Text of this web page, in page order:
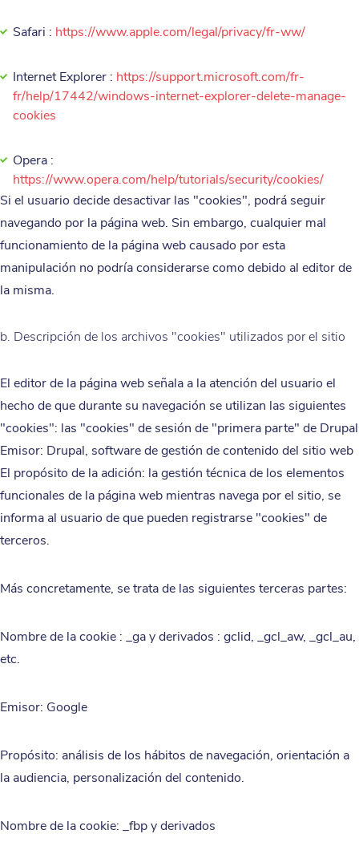
Safari : https://www.apple.com/legal/privacy/fr-ww/
Internet Explorer : https://support.microsoft.com/fr-
fr/help/17442/windows-internet-explorer-delete-manage-
cookies
Opera :
https://www.opera.com/help/tutorials/security/cookies/
Si el usuario decide desactivar las "cookies", podrá seguir
navegando por la página web. Sin embargo, cualquier mal
funcionamiento de la página web causado por esta
manipulación no podría considerarse como debido al editor de
la misma.
b. Descripción de los archivos "cookies" utilizados por el sitio
El editor de la página web señala a la atención del usuario el
hecho de que durante su navegación se utilizan las siguientes
"cookies": las "cookies" de sesión de "primera parte" de Drupal
Emisor: Drupal, software de gestión de contenido del sitio web
El propósito de la adición: la gestión técnica de los elementos
funcionales de la página web mientras navega por el sitio, se
informa al usuario de que pueden registrarse "cookies" de
terceros.
Más concretamente, se trata de las siguientes terceras partes:
Nombre de la cookie : _ga y derivados : gclid, _gcl_aw, _gcl_au,
etc.
Emisor: Google
Propósito: análisis de los hábitos de navegación, orientación a
la audiencia, personalización del contenido.
Nombre de la cookie: _fbp y derivados